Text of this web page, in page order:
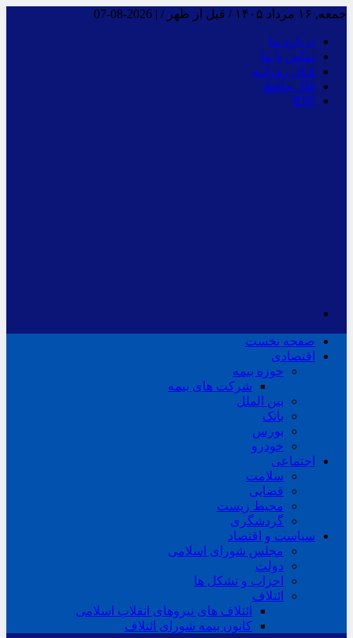
جمعه, ۱۶ مرداد ۱۴۰۵ / قبل از ظهر / |
2026-08-07
درباره ما
تماس با ما
فـال روزانـه
فال حافظ
RSS
صفحه نخست
اقتصادی
حوزه بیمه
شرکت های بیمه
بین الملل
بانک
بورس
خودرو
اجتماعی
سلامت
قضایی
محیط زیست
گردشگری
سیاست و اقتصاد
مجلس شورای اسلامی
دولت
احزاب و تشکل ها
ائتلاف
ائتلاف های نیروهای انقلاب اسلامی
کانون بیمه شورای ائتلاف